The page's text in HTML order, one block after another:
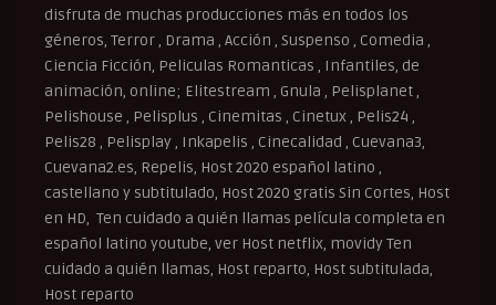
disfruta de muchas producciones más en todos los
géneros, Terror , Drama , Acción , Suspenso , Comedia ,
Ciencia Ficción, Peliculas Romanticas , Infantiles, de
animación, online; Elitestream , Gnula , Pelisplanet ,
Pelishouse , Pelisplus , Cinemitas , Cinetux , Pelis24 ,
Pelis28 , Pelisplay , Inkapelis , Cinecalidad , Cuevana3,
Cuevana2.es, Repelis, Host 2020 español latino ,
castellano y subtitulado, Host 2020 gratis Sin Cortes, Host
en HD, Ten cuidado a quién llamas película completa en
español latino youtube, ver Host netflix, movidy Ten
cuidado a quién llamas, Host reparto, Host subtitulada,
Host reparto